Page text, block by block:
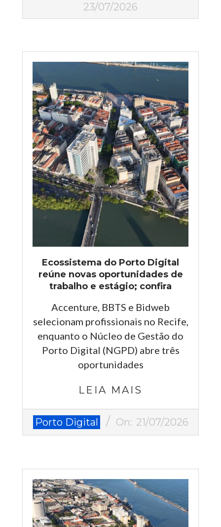
23/07/2026
Ecossistema do Porto Digital
reúne novas oportunidades de
trabalho e estágio; confira
Accenture, BBTS e Bidweb
selecionam profissionais no Recife,
enquanto o Núcleo de Gestão do
Porto Digital (NGPD) abre três
oportunidades
LEIA MAIS
2026-
07-
Porto Digital On: 21/07/2026